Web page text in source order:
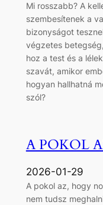
Mi rosszabb? A
szembesítenek a
bizonyságot
végzetes
hoz a test és a
szavát, amikor
hogyan hallhatná
szól?
A POKOL
2026-01-29
A pokol az, hogy
nem tudsz